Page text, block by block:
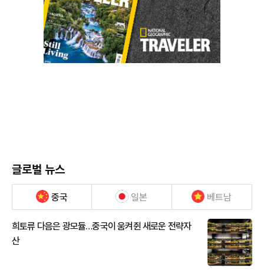
글로벌 뉴스
중국 일본 베트남
희토류 다음은 광모듈…중국이 움켜쥔 새로운 전략자
산